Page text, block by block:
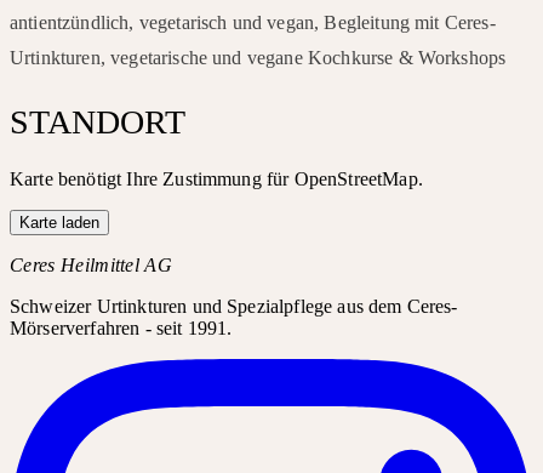
antientzündlich, vegetarisch und vegan, Begleitung mit Ceres-
Urtinkturen, vegetarische und vegane Kochkurse & Workshops
STANDORT
Karte benötigt Ihre Zustimmung für OpenStreetMap.
Karte laden
Ceres Heilmittel AG
Schweizer Urtinkturen und Spezialpflege aus dem Ceres-
Mörserverfahren - seit 1991.